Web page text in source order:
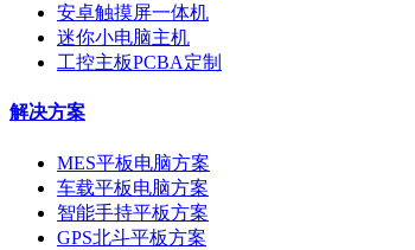
安卓触摸屏一体机
迷你小电脑主机
工控主板PCBA定制
解决方案
MES平板电脑方案
车载平板电脑方案
智能手持平板方案
GPS北斗平板方案